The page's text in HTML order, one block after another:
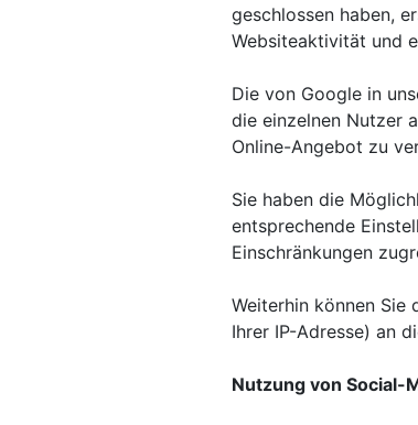
geschlossen haben,
Websiteaktivität und
Die von Google in
die einzelnen Nutzer
Online-Angebot zu
Sie haben die
entsprechende
Einschränkungen
Weiterhin können Sie
Ihrer IP-Adresse) an
Nutzung von Social-